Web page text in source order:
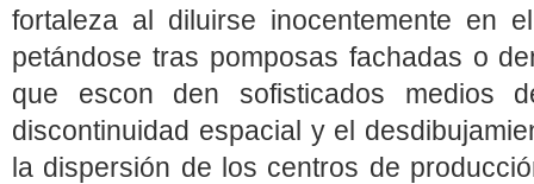
fortaleza al diluirse inocentemente en
petándose tras pomposas fachadas o
que escon den sofisticados medios
discontinuidad espacial y el
la dispersión de los centros de